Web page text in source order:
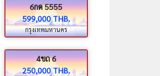
6กด 5555
599,000 THB.
กรุงเทพมหานคร
4ขถ 6
250,000 THB.